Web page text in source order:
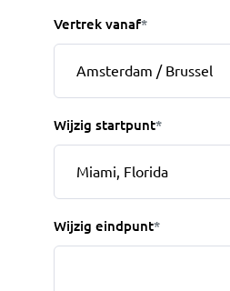
Vertrek vanaf*
Wijzig startpunt*
Wijzig eindpunt*